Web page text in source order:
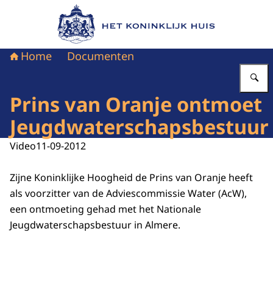
Naar de homepage van Het Koninklijk Huis
Home Documenten
Prins van Oranje ontmoet
Jeugdwaterschapsbestuur
Video11-09-2012
Zijne Koninklijke Hoogheid de Prins van Oranje heeft
als voorzitter van de Adviescommissie Water (AcW),
een ontmoeting gehad met het Nationale
Jeugdwaterschapsbestuur in Almere.